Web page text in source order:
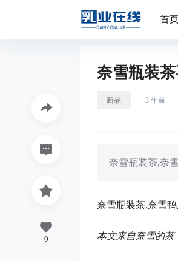
首
奈雪瓶装
新品 3 年前
奈雪瓶装茶,奈
奈雪瓶装茶,奈雪
本文来自奈雪的茶
0